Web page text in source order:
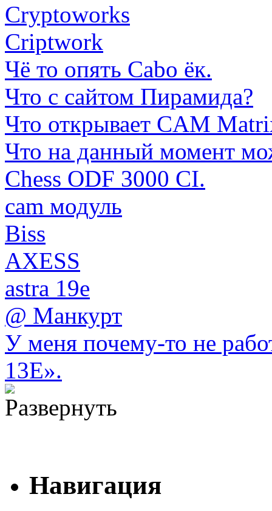
Cryptoworks
Criptwork
Чё то опять Cabo ёк.
Что с сайтом Пирамида?
Что открывает CAM
Что на данный момент
Chess ODF 3000 CI.
cam модуль
Biss
AXESS
astra 19e
@ Манкурт
У меня почему-то не
13E».
Навигация